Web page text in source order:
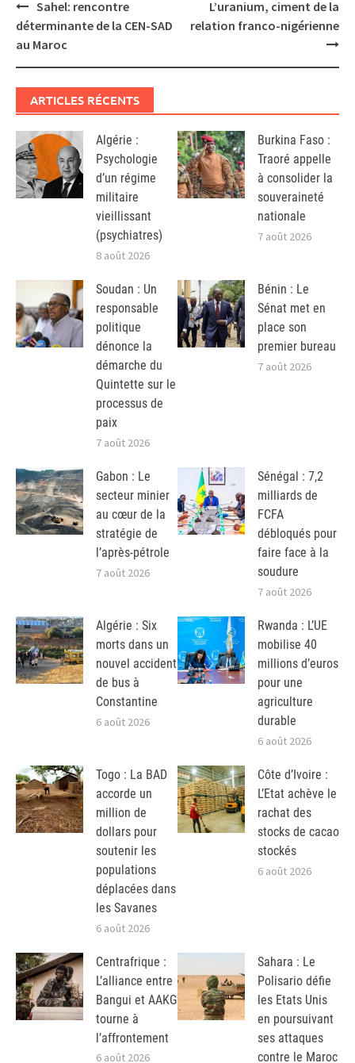
Post
navigation
Sahel: rencontre
déterminante de la CEN-SAD
au Maroc
L’uranium, ciment de la
relation franco-nigérienne
ARTICLES RÉCENTS
Algérie :
Psychologie
d’un régime
militaire
vieillissant
(psychiatres)
8 août 2026
Burkina Faso :
Traoré appelle
à consolider la
souveraineté
nationale
7 août 2026
Soudan : Un
responsable
politique
dénonce la
démarche du
Quintette sur le
processus de
paix
7 août 2026
Bénin : Le
Sénat met en
place son
premier bureau
7 août 2026
Gabon : Le
secteur minier
au cœur de la
stratégie de
l’après-pétrole
7 août 2026
Sénégal : 7,2
milliards de
FCFA
débloqués pour
faire face à la
soudure
7 août 2026
Algérie : Six
morts dans un
nouvel accident
de bus à
Constantine
6 août 2026
Rwanda : L’UE
mobilise 40
millions d’euros
pour une
agriculture
durable
6 août 2026
Togo : La BAD
accorde un
million de
dollars pour
soutenir les
populations
déplacées dans
les Savanes
6 août 2026
Côte d’Ivoire :
L’Etat achève le
rachat des
stocks de cacao
stockés
6 août 2026
Centrafrique :
L’alliance entre
Bangui et AAKG
tourne à
l’affrontement
6 août 2026
Sahara : Le
Polisario défie
les Etats Unis
en poursuivant
ses attaques
contre le Maroc